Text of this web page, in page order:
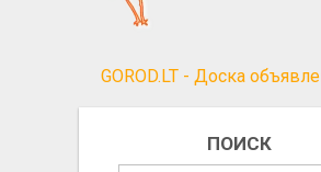
Добавить объявление
GOROD.LT - Доска
ПОИСК